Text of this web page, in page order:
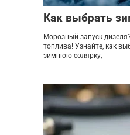
Как выбрать
Морозный запуск
топлива! Узнайте, как
зимнюю солярку,